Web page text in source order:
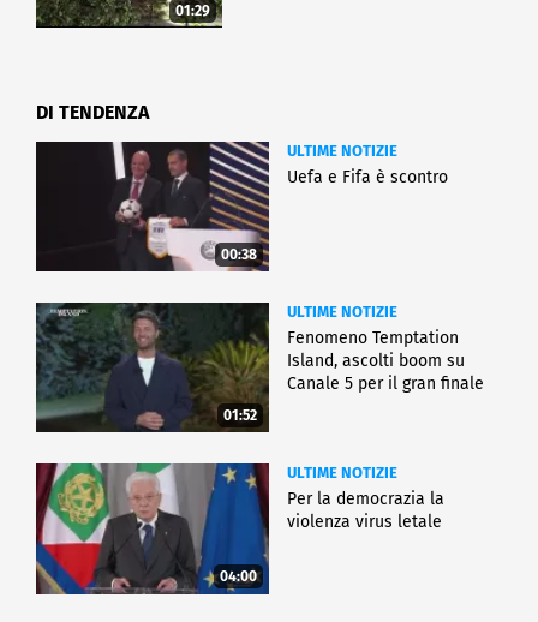
01:29
DI TENDENZA
00:38
ULTIME NOTIZIE
Uefa e Fifa è scontro
01:52
ULTIME NOTIZIE
Fenomeno Temptation
Island, ascolti boom su
Canale 5 per il gran finale
04:00
ULTIME NOTIZIE
Per la democrazia la
violenza virus letale